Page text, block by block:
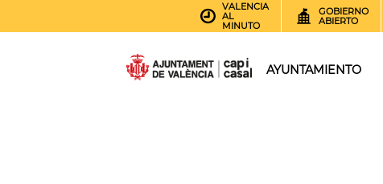
VALENCIA
AL
MINUTO
GOBIERNO
ABIERTO
AYUNTAMIENTO